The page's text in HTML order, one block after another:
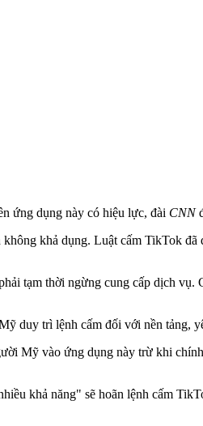
ứng dụng này có hiệu lực, đài CNN
khả dụng. Luật cấm TikTok
tạm thời ngừng cung cấp dịch
duy trì lệnh cấm đối với nền tảng,
Mỹ vào ứng dụng này trừ khi
khả năng" sẽ hoãn lệnh cấm